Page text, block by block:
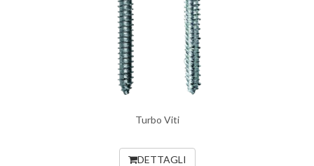
Turbo Viti
DETTAGLI